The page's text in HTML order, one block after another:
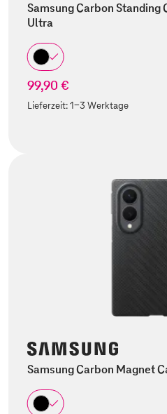
Samsung Carbon Standing
Ultra
99,90 €
Lieferzeit:1-3 Werktage
Samsung Carbon Magnet